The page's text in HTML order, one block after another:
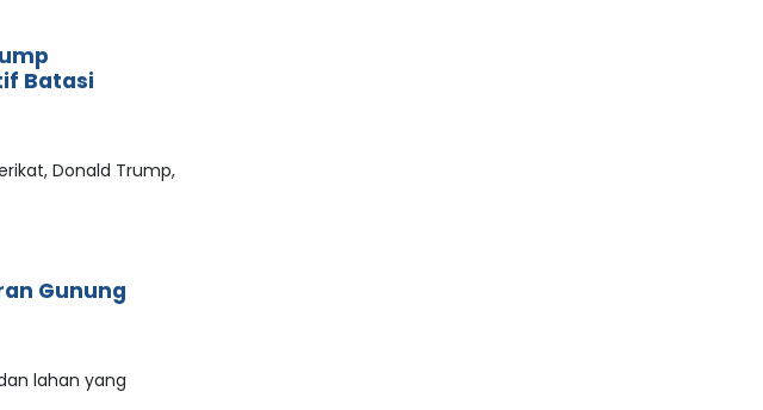
Batasi
Donald Trump,
Gunung
dan lahan yang